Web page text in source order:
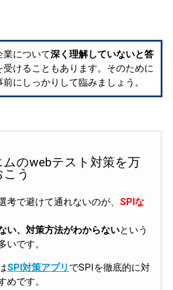
について深く理解していないと答
受けることもあります。そのために
前にしっかりして臨みましょう。
のwebテスト対策を万
う
考で避けて通れないのが、 SPIな
い、対策方法がわからないという
いです。
SPI対策アプリ でSPIを徹底的に対
めです。